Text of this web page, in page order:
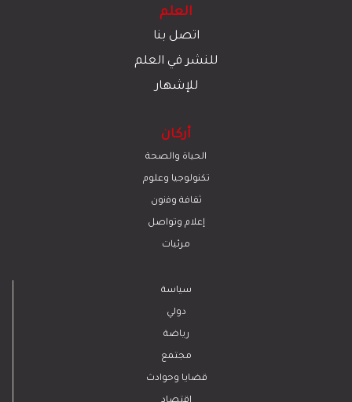
العلم
اتصل بنا
للنشر في العلم
للإشهار
أركان
الحياة والصحة
تكنولوجيا وعلوم
ﺛﻘﺎﻓﺔ وﻓﻧون
إعلام وتواصل
مرئيات
سياسة
دولي
رياضة
مجتمع
قضايا وحوادث